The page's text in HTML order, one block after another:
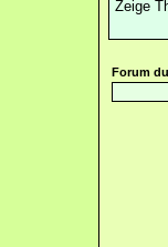
Zeige
Forum